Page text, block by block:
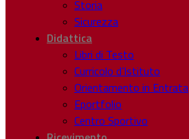
Storia
Sicurezza
Didattica
Libri di Testo
Curricolo d’Istituto
Orientamento in Entrata
Eportfolio
Centro Sportivo